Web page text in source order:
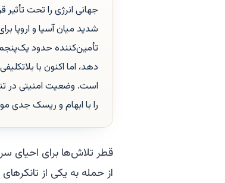
جهانی انرژی را تحت
شدید میان آسیا و اروپا
تأمین‌کننده حدود
دهد، اما اکنون با
است. وضعیت امنیتی در
را با ابهام و ریسک‌ جدی
قطر تلاش‌ها برای احیای
از حمله به یکی از